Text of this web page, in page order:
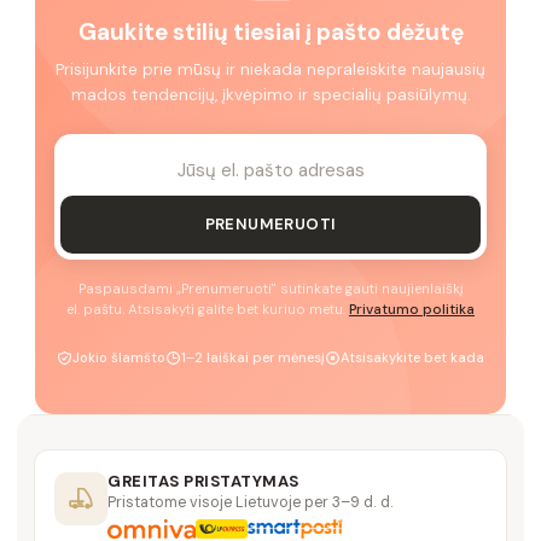
Gaukite stilių tiesiai į pašto dėžutę
Prisijunkite prie mūsų ir niekada nepraleiskite naujausių
mados tendencijų, įkvėpimo ir specialių pasiūlymų.
PRENUMERUOTI
Paspausdami „Prenumeruoti" sutinkate gauti naujienlaiškį
el. paštu. Atsisakyti galite bet kuriuo metu. Privatumo politika
Jokio šlamšto 1–2 laiškai per mėnesį Atsisakykite bet kada
GREITAS PRISTATYMAS
Pristatome visoje Lietuvoje per 3–9 d. d.